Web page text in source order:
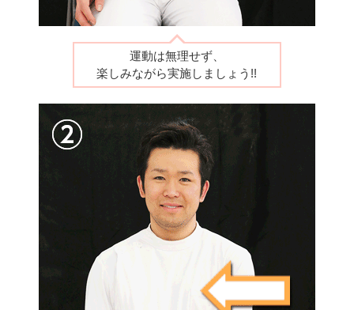
運動は無理せず、
楽しみながら実施しましょう!!